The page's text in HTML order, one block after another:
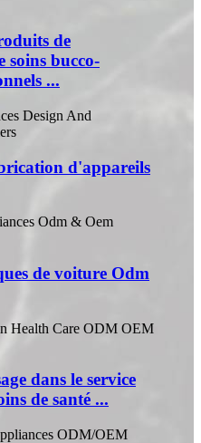
de
soins bucco-
...
d'appareils
de voiture Odm
dans le service
de santé ...